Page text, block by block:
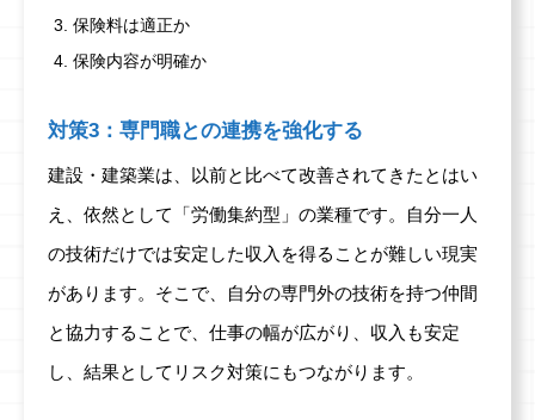
保険料は適正か
保険内容が明確か
対策3：専門職との連携を強化する
建設・建築業は、以前と比べて改善されてきたとはい
え、依然として「労働集約型」の業種です。自分一人
の技術だけでは安定した収入を得ることが難しい現実
があります。そこで、自分の専門外の技術を持つ仲間
と協力することで、仕事の幅が広がり、収入も安定
し、結果としてリスク対策にもつながります。